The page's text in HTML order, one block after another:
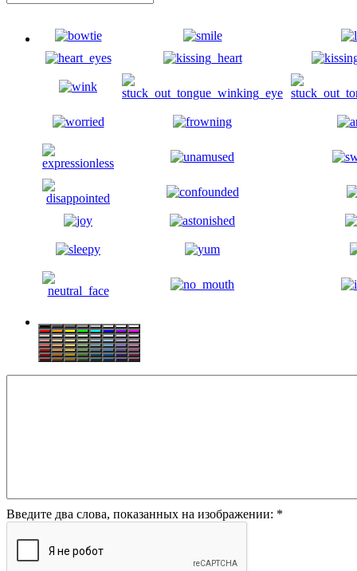
Введите два слова, показанных на изображении: *